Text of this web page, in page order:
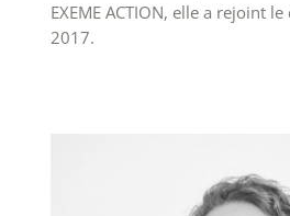
EXEME ACTION, elle a rejoint
2017.